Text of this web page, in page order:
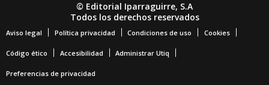
© Editorial Iparraguirre, S.A
Todos los derechos reservados
Aviso legal Política privacidad Condiciones de uso Cookies
Código ético Accesibilidad Administrar Utiq
Preferencias de privacidad